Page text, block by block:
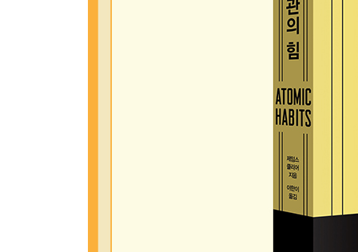
Part 5. 네 번째 법칙, 만족스러워야 달라진다
Chapter 15. 재미와 보상 두 마리 토끼를 잡는 법
눈앞의 만족이 우선인 사람들 ｜ 아주 작은 보상의
Chapter 16. 어떻게 매일 반복할 것인가
벤저민 프랭클린의 마지막 선물 ｜ 습관은 두 번째
Chapter 17. 누군가 당신을 지켜보고 있다
어떻게 안전벨트는 세계인의 습관이 됐을까
Part 6. 최고의 습관은 어떻게 만들어지는가